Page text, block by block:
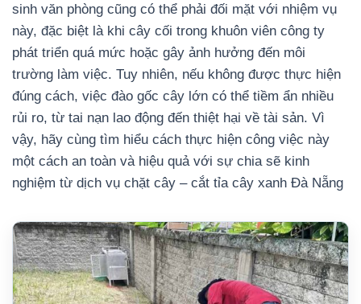
sinh văn phòng cũng có thể phải đối mặt với nhiệm vụ
này, đặc biệt là khi cây cối trong khuôn viên công ty
phát triển quá mức hoặc gây ảnh hưởng đến môi
trường làm việc. Tuy nhiên, nếu không được thực hiện
đúng cách, việc đào gốc cây lớn có thể tiềm ẩn nhiều
rủi ro, từ tai nạn lao động đến thiệt hại về tài sản. Vì
vậy, hãy cùng tìm hiểu cách thực hiện công việc này
một cách an toàn và hiệu quả với sự chia sẽ kinh
nghiệm từ dịch vụ chặt cây – cắt tỉa cây xanh Đà Nẵng